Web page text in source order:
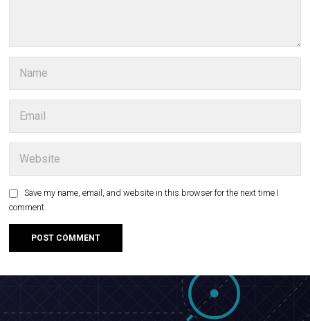
Save my name, email, and website in this browser for the next time I
comment.